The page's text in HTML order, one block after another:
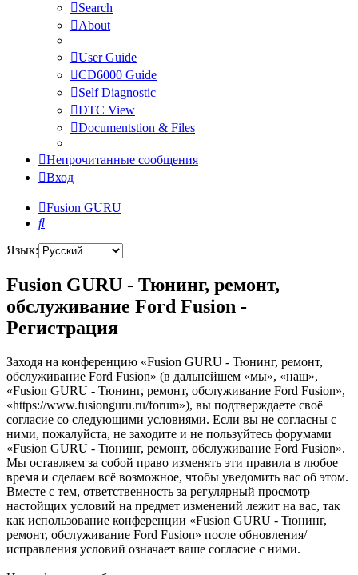
Search
About
User Guide
CD6000 Guide
Self Diagnostic
DTC View
Documentstion & Files
Непрочитанные сообщения
Вход
Fusion GURU
Поиск
Язык:
Fusion GURU - Тюнинг, ремонт,
обслуживание Ford Fusion -
Регистрация
Заходя на конференцию «Fusion GURU - Тюнинг, ремонт,
обслуживание Ford Fusion» (в дальнейшем «мы», «наш»,
«Fusion GURU - Тюнинг, ремонт, обслуживание Ford Fusion»,
«https://www.fusionguru.ru/forum»), вы подтверждаете своё
согласие со следующими условиями. Если вы не согласны с
ними, пожалуйста, не заходите и не пользуйтесь форумами
«Fusion GURU - Тюнинг, ремонт, обслуживание Ford Fusion».
Мы оставляем за собой право изменять эти правила в любое
время и сделаем всё возможное, чтобы уведомить вас об этом.
Вместе с тем, ответственность за регулярный просмотр
настойщих условий на предмет изменений лежит на вас, так
как использование конференции «Fusion GURU - Тюнинг,
ремонт, обслуживание Ford Fusion» после обновления/
исправления условий означает ваше согласие с ними.